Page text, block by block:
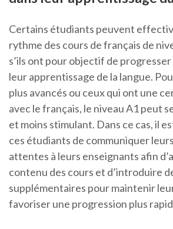
Certains étudiants peuvent
rythme des cours de français de
s’ils ont pour objectif de
leur apprentissage de la langue.
plus avancés ou ceux qui ont une
avec le français, le niveau A1 peut
et moins stimulant. Dans ce cas, il
ces étudiants de communiquer
attentes à leurs enseignants afin
contenu des cours et d’introduire
supplémentaires pour maintenir
favoriser une progression plus